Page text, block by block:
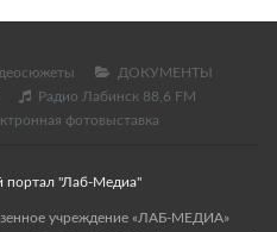
ДОКУМЕНТЫ
Радио Лабинск 88,6 FM
фотовыставка
"Лаб-Медиа"
учреждение «ЛАБ-МЕДИА»